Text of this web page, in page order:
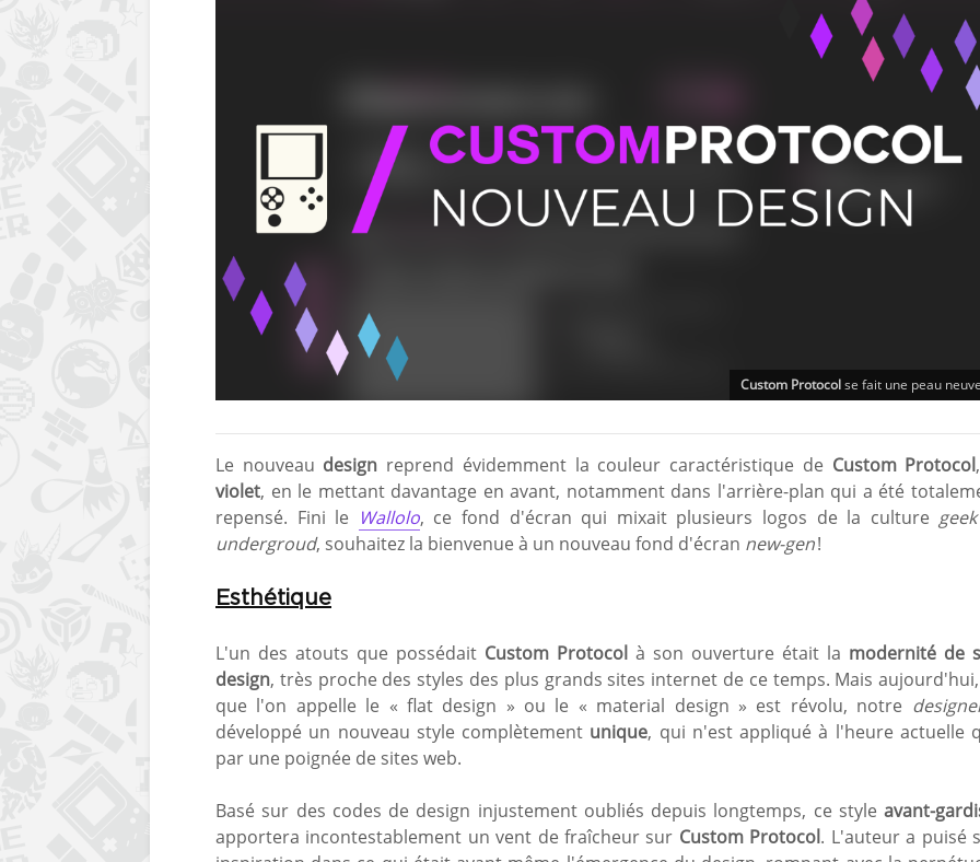
Custom Protocolse fait une peau
Le nouveau design reprend évidemment la couleur caractéristique de Custom Protocol
violet, en le mettant davantage en avant, notamment dans l'arrière-plan qui a été
repensé. Fini le Wallolo, ce fond d'écran qui mixait plusieurs logos de la culture geek
undergroud, souhaitez la bienvenue à un nouveau fond d'écran new-gen!
Esthétique
L'un des atouts que possédait Custom Protocol à son ouverture était la modernité de
design, très proche des styles des plus grands sites internet de ce temps. Mais
que l'on appelle le « flat design » ou le « material design » est révolu, notre
développé un nouveau style complètement unique, qui n'est appliqué à l'heure actuelle
par une poignée de sites web.
Basé sur des codes de design injustement oubliés depuis longtemps, ce style avant-
apportera incontestablement un vent de fraîcheur sur Custom Protocol. L'auteur a puisé